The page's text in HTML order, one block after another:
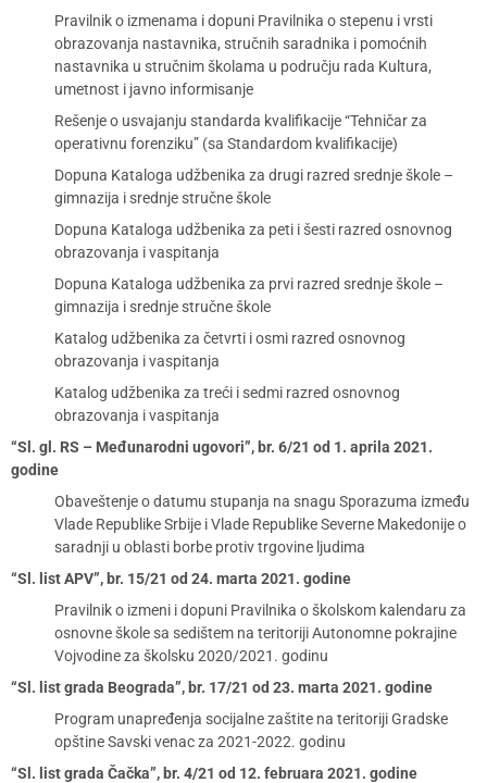
Pravilnik o izmenama i dopuni Pravilnika o stepenu i vrsti
obrazovanja nastavnika, stručnih saradnika i pomoćnih
nastavnika u stručnim školama u području rada Kultura,
umetnost i javno informisanje
Rešenje o usvajanju standarda kvalifikacije “Tehničar za
operativnu forenziku” (sa Standardom kvalifikacije)
Dopuna Kataloga udžbenika za drugi razred srednje škole –
gimnazija i srednje stručne škole
Dopuna Kataloga udžbenika za peti i šesti razred osnovnog
obrazovanja i vaspitanja
Dopuna Kataloga udžbenika za prvi razred srednje škole –
gimnazija i srednje stručne škole
Katalog udžbenika za četvrti i osmi razred osnovnog
obrazovanja i vaspitanja
Katalog udžbenika za treći i sedmi razred osnovnog
obrazovanja i vaspitanja
“Sl. gl. RS – Međunarodni ugovori”, br. 6/21 od 1. aprila 2021.
godine
Obaveštenje o datumu stupanja na snagu Sporazuma između
Vlade Republike Srbije i Vlade Republike Severne Makedonije o
saradnji u oblasti borbe protiv trgovine ljudima
“Sl. list APV”, br. 15/21 od 24. marta 2021. godine
Pravilnik o izmeni i dopuni Pravilnika o školskom kalendaru za
osnovne škole sa sedištem na teritoriji Autonomne pokrajine
Vojvodine za školsku 2020/2021. godinu
“Sl. list grada Beograda”, br. 17/21 od 23. marta 2021. godine
Program unapređenja socijalne zaštite na teritoriji Gradske
opštine Savski venac za 2021-2022. godinu
“Sl. list grada Čačka”, br. 4/21 od 12. februara 2021. godine